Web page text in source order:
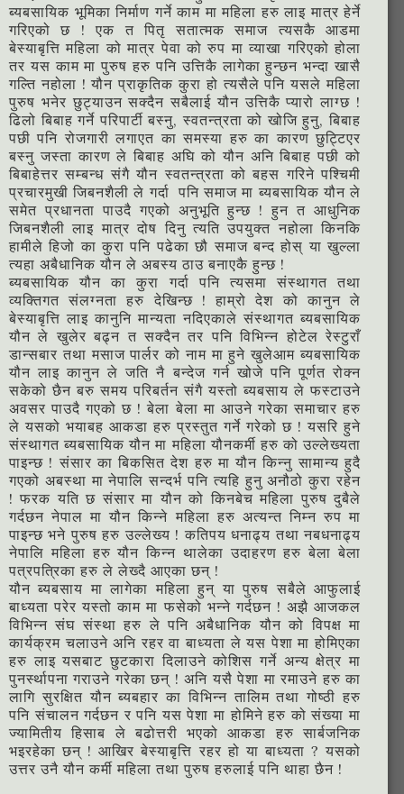
ब्यबसायिक भूमिका निर्माण गर्ने काम मा महिला हरु लाइ मात्र हेर्ने
गरिएको छ ! एक त पितृ सतात्मक समाज त्यसकै आडमा
बेस्याबृत्ति महिला को मात्र पेवा को रुप मा व्याखा गरिएको होला
तर यस काम मा पुरुष हरु पनि उत्तिकै लागेका हुन्छन भन्दा खासै
गल्ति नहोला ! यौन प्राकृतिक कुरा हो त्यसैले पनि यसले महिला
पुरुष भनेर छुट्याउन सक्दैन सबैलाई यौन उत्तिकै प्यारो लाग्छ !
ढिलो बिबाह गर्ने परिपार्टी बस्नु, स्वतन्त्रता को खोजि हुनु, बिबाह
पछी पनि रोजगारी लगाएत का समस्या हरु का कारण छुट्टिएर
बस्नु जस्ता कारण ले बिबाह अघि को यौन अनि बिबाह पछी को
बिबाहेत्तर सम्बन्ध संगै यौन स्वतन्त्रता को बहस गरिने पश्चिमी
प्रचारमुखी जिबनशैली ले गर्दा पनि समाज मा ब्यबसायिक यौन ले
समेत प्रधानता पाउदै गएको अनुभूति हुन्छ ! हुन त आधुनिक
जिबनशैली लाइ मात्र दोष दिनु त्यति उपयुक्त नहोला किनकि
हामीले हिजो का कुरा पनि पढेका छौ समाज बन्द होस् या खुल्ला
त्यहा अबैधानिक यौन ले अबस्य ठाउ बनाएकै हुन्छ !
ब्यबसायिक यौन का कुरा गर्दा पनि त्यसमा संस्थागत तथा
व्यक्तिगत संलग्नता हरु देखिन्छ ! हाम्रो देश को कानुन ले
बेस्याबृत्ति लाइ कानुनि मान्यता नदिएकाले संस्थागत ब्यबसायिक
यौन ले खुलेर बढ्न त सक्दैन तर पनि विभिन्न होटेल रेस्टुराँ
डान्सबार तथा मसाज पार्लर को नाम मा हुने खुलेआम ब्यबसायिक
यौन लाइ कानुन ले जति नै बन्देज गर्न खोजे पनि पूर्णत रोक्न
सकेको छैन बरु समय परिबर्तन संगै यस्तो ब्यबसाय ले फस्टाउने
अवसर पाउदै गएको छ ! बेला बेला मा आउने गरेका समाचार हरु
ले यसको भयाबह आकडा हरु प्रस्तुत गर्ने गरेको छ ! यसरि हुने
संस्थागत ब्यबसायिक यौन मा महिला यौनकर्मी हरु को उल्लेख्यता
पाइन्छ ! संसार का बिकसित देश हरु मा यौन किन्नु सामान्य हुदै
गएको अबस्था मा नेपालि सन्दर्भ पनि त्यहि हुनु अनौठो कुरा रहेन
! फरक यति छ संसार मा यौन को किनबेच महिला पुरुष दुबैले
गर्दछन नेपाल मा यौन किन्ने महिला हरु अत्यन्त निम्न रुप मा
पाइन्छ भने पुरुष हरु उल्लेख्य ! कतिपय धनाढ्य तथा नबधनाढ्य
नेपालि महिला हरु यौन किन्न थालेका उदाहरण हरु बेला बेला
पत्रपत्रिका हरु ले लेख्दै आएका छन् !
यौन ब्यबसाय मा लागेका महिला हुन् या पुरुष सबैले आफुलाई
बाध्यता परेर यस्तो काम मा फसेको भन्ने गर्दछन ! अझै आजकल
विभिन्न संघ संस्था हरु ले पनि अबैधानिक यौन को विपक्ष मा
कार्यक्रम चलाउने अनि रहर वा बाध्यता ले यस पेशा मा होमिएका
हरु लाइ यसबाट छुटकारा दिलाउने कोशिस गर्ने अन्य क्षेत्र मा
पुनर्स्थापना गराउने गरेका छन् ! अनि यसै पेशा मा रमाउने हरु का
लागि सुरक्षित यौन ब्यबहार का विभिन्न तालिम तथा गोष्ठी हरु
पनि संचालन गर्दछन र पनि यस पेशा मा होमिने हरु को संख्या मा
ज्यामितीय हिसाब ले बढोत्तरी भएको आकडा हरु सार्बजनिक
भइरहेका छन् ! आखिर बेस्याबृत्ति रहर हो या बाध्यता ? यसको
उत्तर उनै यौन कर्मी महिला तथा पुरुष हरुलाई पनि थाहा छैन !